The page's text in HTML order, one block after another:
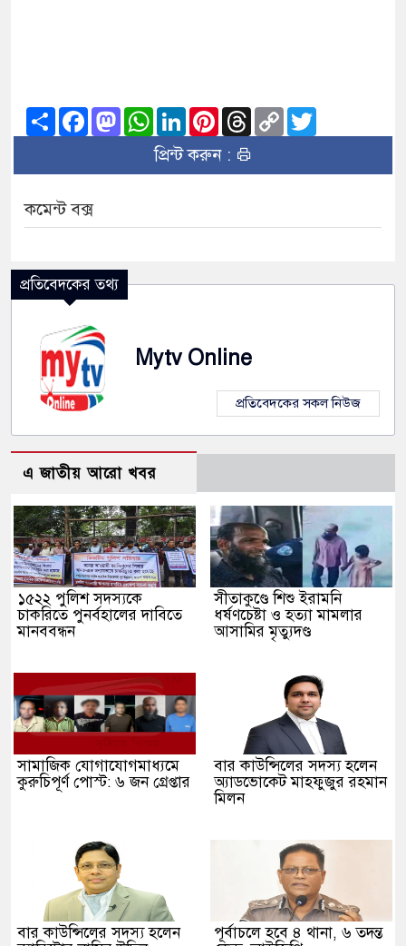
ShareFacebook
Mastodon
WhatsApp
LinkedInPinterest
Threads
Copy
Link
প্রিন্ট করুন :
কমেন্ট বক্স
প্রতিবেদকের তথ্য
Mytv Online
প্রতিবেদকের সকল নিউজ
এ জাতীয় আরো খবর
১৫২২ পুলিশ সদস্যকে
চাকরিতে পুনর্বহালের দাবিতে
মানববন্ধন
সীতাকুণ্ডে শিশু ইরামনি
ধর্ষণচেষ্টা ও হত্যা মামলার
আসামির মৃত্যুদণ্ড
সামাজিক যোগাযোগমাধ্যমে
কুরুচিপূর্ণ পোস্ট: ৬ জন গ্রেপ্তার
বার কাউন্সিলের সদস্য হলেন
অ্যাডভোকেট মাহফুজুর রহমান
মিলন
বার কাউন্সিলের সদস্য হলেন
পূর্বাচলে হবে ৪ থানা, ৬ তদন্ত